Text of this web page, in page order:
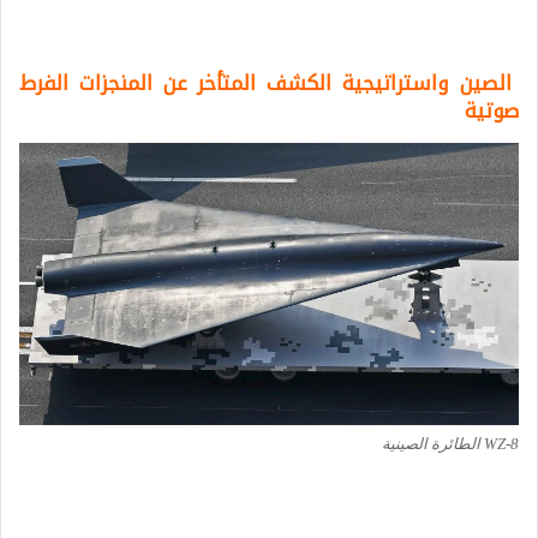
الصين واستراتيجية الكشف المتأخر عن المنجزات الفرط
صوتية
WZ-8 الطائرة الصينية